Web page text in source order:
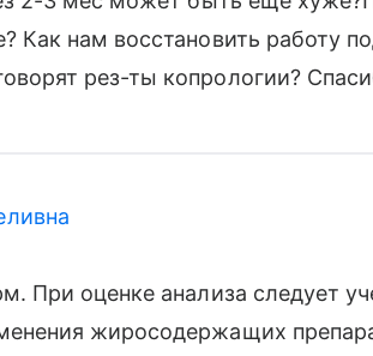
Как нам восстановить работу
рез-ты копрологии?
При оценке анализа следует
жиросодержащих